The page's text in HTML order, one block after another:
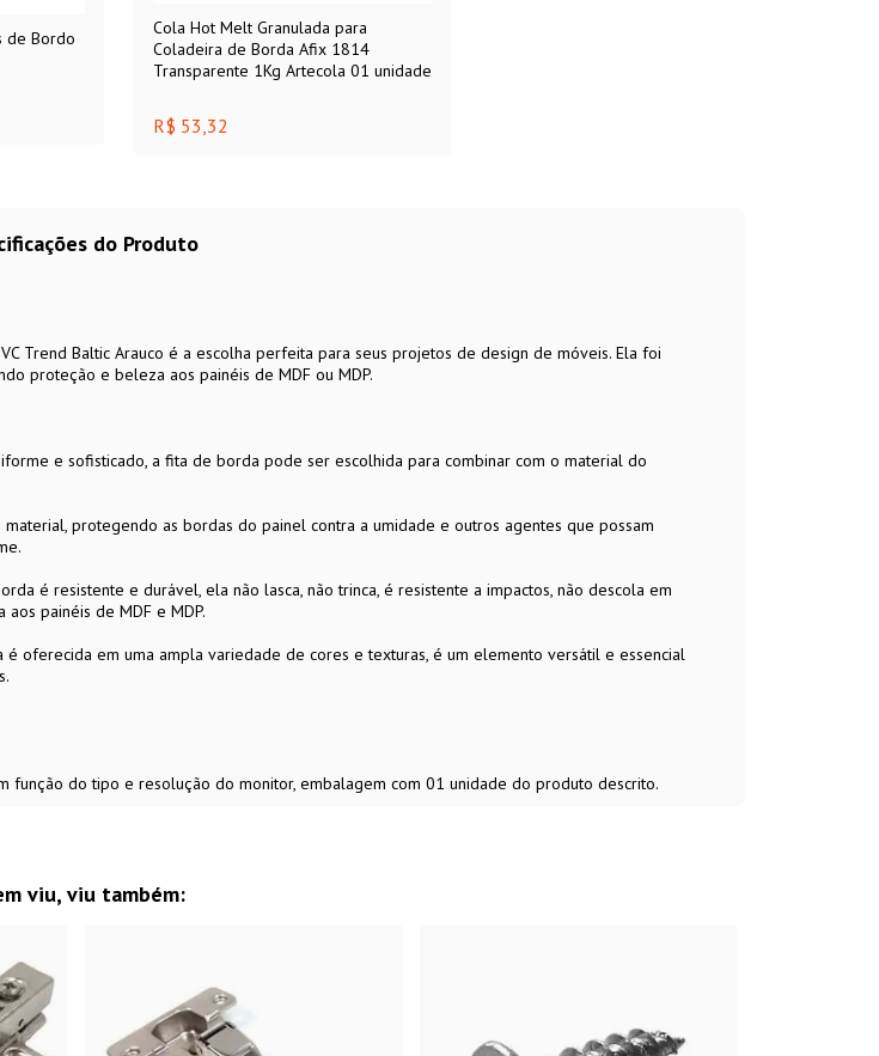
de Bordo
Cola Hot Melt Granulada para
Coladeira de Borda Afix 1814
Transparente 1Kg Artecola 01 unidade
R$ 53,32
do Produto
Trend Baltic Arauco é a escolha perfeita para seus projetos de design de móveis. Ela foi
proteção e beleza aos painéis de MDF ou MDP.
e sofisticado, a fita de borda pode ser escolhida para combinar com o material do
protegendo as bordas do painel contra a umidade e outros agentes que possam
é resistente e durável, ela não lasca, não trinca, é resistente a impactos, não descola em
painéis de MDF e MDP.
é oferecida em uma ampla variedade de cores e texturas, é um elemento versátil e essencial
função do tipo e resolução do monitor, embalagem com 01 unidade do produto descrito.
viu, viu também: